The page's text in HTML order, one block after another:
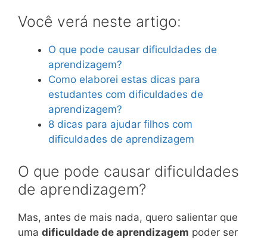
Você verá neste artigo:
O que pode causar dificuldades de
aprendizagem?
Como elaborei estas dicas para
estudantes com dificuldades de
aprendizagem?
8 dicas para ajudar filhos com
dificuldades de aprendizagem
O que pode causar dificuldades
de aprendizagem?
Mas, antes de mais nada, quero salientar que
uma dificuldade de aprendizagem poder ser